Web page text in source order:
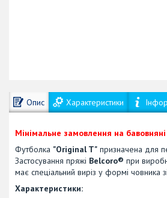
Опис Характеристики
Мінімальне замовлення на
Футболка "Original T" призначена для
Застосування пряжі Belcoro® при
має спеціальний виріз у формі човника
Характеристики: